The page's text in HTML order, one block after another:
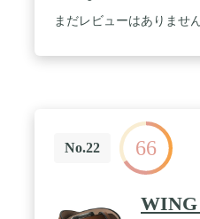
まだレビューはありませ
No.22 66